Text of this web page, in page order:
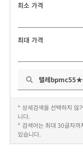
최소 가격
최대 가격
* 상세검색을 선택하지 않
니다.
* 검색어는 최대 30글자까
있습니다.